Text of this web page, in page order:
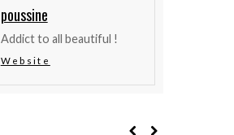
poussine
Addict to all beautiful !
Website